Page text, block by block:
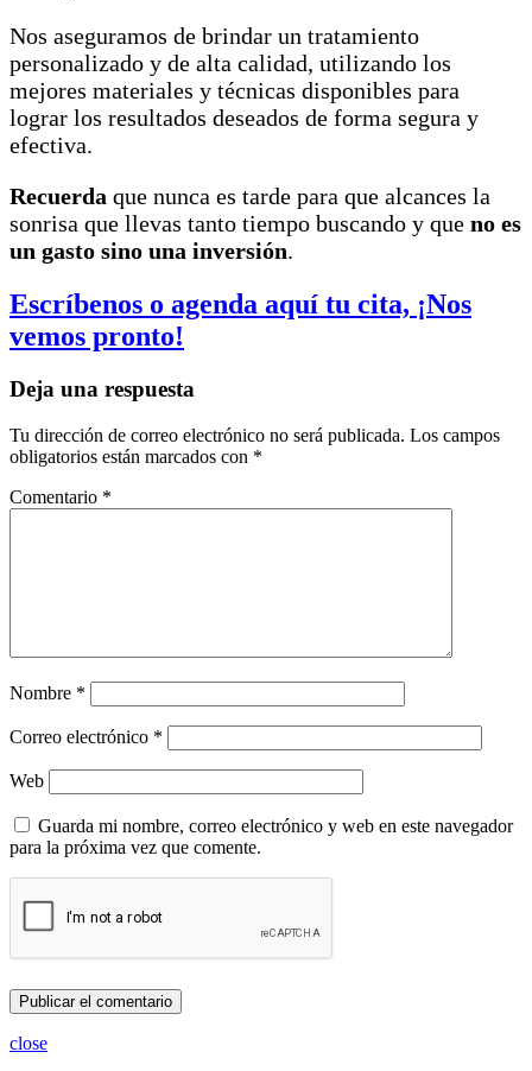
Nos aseguramos de brindar un tratamiento
personalizado y de alta calidad, utilizando los
mejores materiales y técnicas disponibles para
lograr los resultados deseados de forma segura y
efectiva.
Recuerda que nunca es tarde para que alcances la
sonrisa que llevas tanto tiempo buscando y que no es
un gasto sino una inversión.
Escríbenos o agenda aquí tu cita, ¡Nos
vemos pronto!
Deja una respuesta
Tu dirección de correo electrónico no será publicada. Los campos
obligatorios están marcados con *
Comentario *
Nombre *
Correo electrónico *
Web
Guarda mi nombre, correo electrónico y web en este navegador
para la próxima vez que comente.
close